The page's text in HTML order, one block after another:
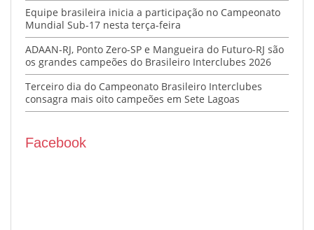
Equipe brasileira inicia a participação no Campeonato
Mundial Sub-17 nesta terça-feira
ADAAN-RJ, Ponto Zero-SP e Mangueira do Futuro-RJ são
os grandes campeões do Brasileiro Interclubes 2026
Terceiro dia do Campeonato Brasileiro Interclubes
consagra mais oito campeões em Sete Lagoas
Facebook